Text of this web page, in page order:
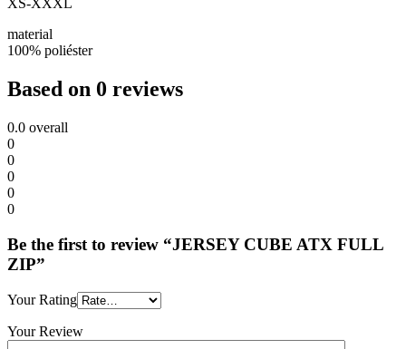
XS-XXXL
material
100% poliéster
Based on 0 reviews
0.0 overall
0
0
0
0
0
Be the first to review “JERSEY CUBE ATX FULL
ZIP”
Your Rating
Your Review